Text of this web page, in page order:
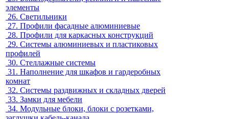
элементы
26. Светильники
27. Профили фасадные алюминиевые
28. Профили для каркасных конструкций
29. Системы алюминиевых и пластиковых
профилей
30. Стеллажные системы
31. Наполнение для шкафов и гардеробных
комнат
32. Системы раздвижных и складных дверей
33. Замки для мебели
34. Модульные блоки, блоки с розетками,